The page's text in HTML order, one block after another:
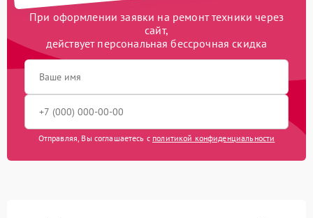
При оформлении заявки на ремонт техники через
сайт,
действует персональная бессрочная скидка
Отправляя, Вы соглашаетесь с политикой конфиденциальности